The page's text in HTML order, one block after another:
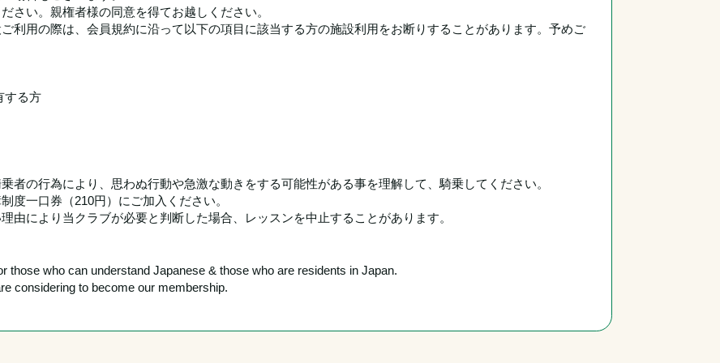
さい。親権者様の同意を得てお越しください。
利用の際は、会員規約に沿って以下の項目に該当する方の施設利用をお断りすることがあります。予めご
する方
者の行為により、思わぬ行動や急激な動きをする可能性がある事を理解して、騎乗してください。
度一口券（210円）にご加入ください。
由により当クラブが必要と判断した場合、レッスンを中止することがあります。
those who can understand Japanese & those who are residents in Japan.
considering to become our membership.